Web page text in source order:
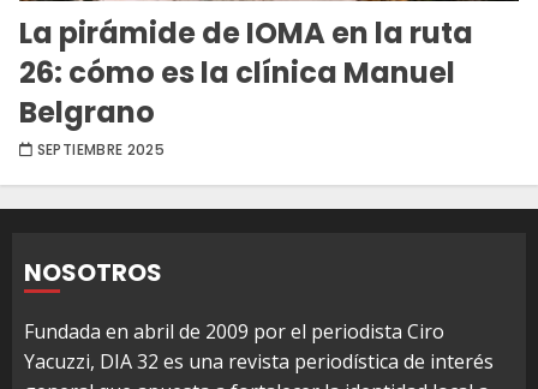
La pirámide de IOMA en la ruta
26: cómo es la clínica Manuel
Belgrano
SEPTIEMBRE 2025
NOSOTROS
Fundada en abril de 2009 por el periodista Ciro
Yacuzzi, DIA 32 es una revista periodística de interés